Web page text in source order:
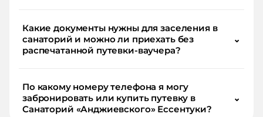
Какие документы нужны для заселения в
санаторий и можно ли приехать без
распечатанной путевки-ваучера?
⌄
По какому номеру телефона я могу
забронировать или купить путевку в
Санаторий «Анджиевского» Ессентуки?
⌄